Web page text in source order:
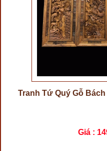
Tranh Tứ Quý Gỗ
Giá :